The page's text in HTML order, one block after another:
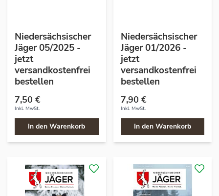
Niedersächsischer
Jäger 05/2025 -
jetzt
versandkostenfrei
bestellen
7,50 €
Inkl. MwSt.
In den Warenkorb
Niedersächsischer
Jäger 01/2026 -
jetzt
versandkostenfrei
bestellen
7,90 €
Inkl. MwSt.
In den Warenkorb